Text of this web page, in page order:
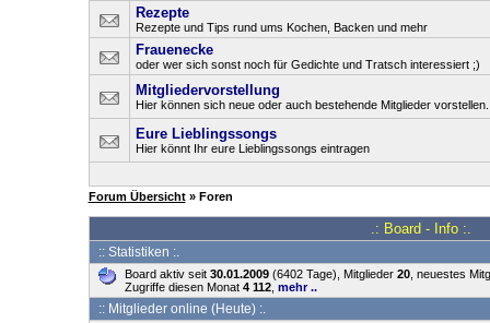
Rezepte
Rezepte und Tips rund ums Kochen, Backen und mehr
Frauenecke
oder wer sich sonst noch für Gedichte und Tratsch interessiert ;)
Mitgliedervorstellung
Hier können sich neue oder auch bestehende Mitglieder vorstellen.
Eure Lieblingssongs
Hier könnt Ihr eure Lieblingssongs eintragen
Forum Übersicht » Foren
.: Board - Info :.
:: Statistiken :.
Board aktiv seit 30.01.2009(6402 Tage), Mitglieder 20, neuestes
Zugriffe diesen Monat 4 112, mehr ..
:: Mitglieder online (Heute) :.